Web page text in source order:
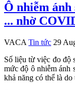
Ô nhiễm ánh
... nhờ
VACA Tin tức 29
Số liệu từ việc đo độ
mức độ ô nhiễm ánh
khả năng có thể là